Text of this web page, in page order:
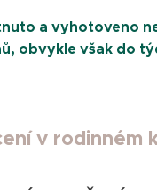
a vyhotoveno
obvykle však do
v rodinném